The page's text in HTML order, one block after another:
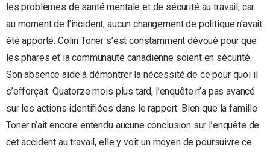
les problèmes de santé mentale et de sécurité au travail, car
au moment de l’incident, aucun changement de politique n’avait
été apporté. Colin Toner s’est constamment dévoué pour que
les phares et la communauté canadienne soient en sécurité.
Son absence aide à démontrer la nécessité de ce pour quoi il
s’efforçait. Quatorze mois plus tard, l’enquête n’a pas avancé
sur les actions identifiées dans le rapport. Bien que la famille
Toner n’ait encore entendu aucune conclusion sur l’enquête de
cet accident au travail, elle y voit un moyen de poursuivre ce